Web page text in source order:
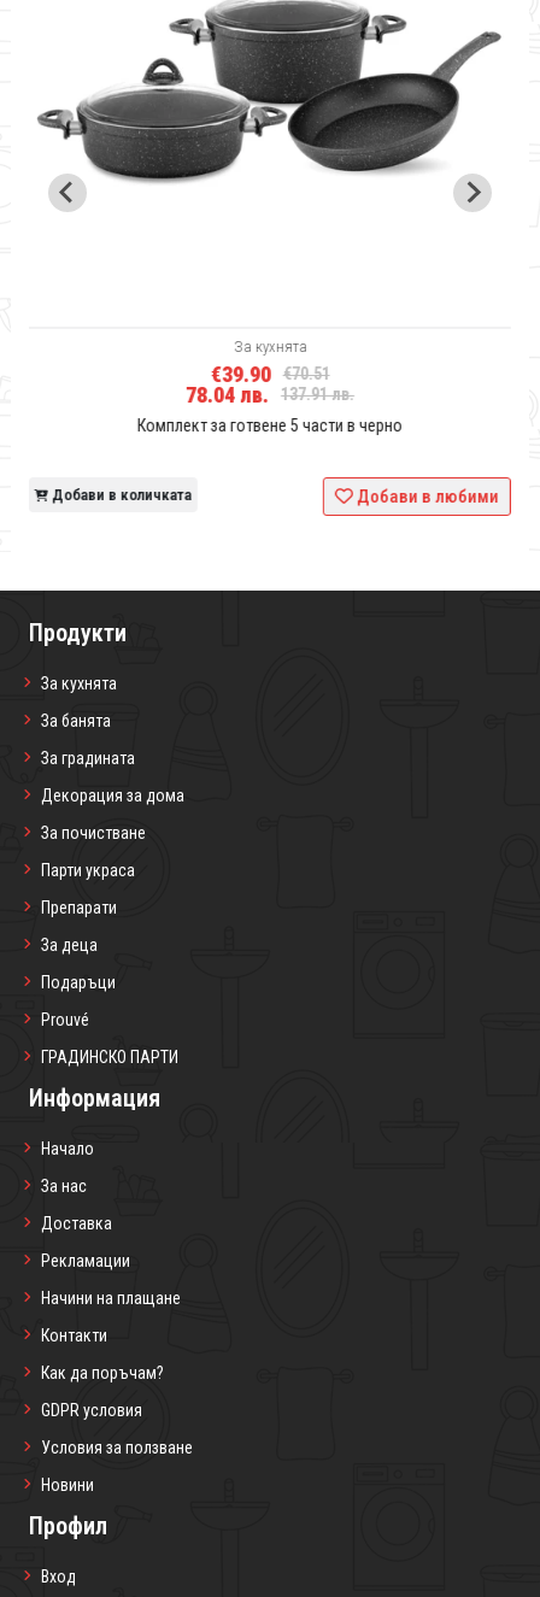
За кухнята
€39.90 €70.51
78.04 лв.
137.91 лв.
Комплект за готвене 5 части в черно
Добави в количката Добави в любими
Продукти
За кухнята
За банята
За градината
Декорация за дома
За почистване
Парти украса
Препарати
За деца
Подаръци
Prouvé
ГРАДИНСКО ПАРТИ
Информация
Начало
За нас
Доставка
Рекламации
Начини на плащане
Контакти
Как да поръчам?
GDPR условия
Условия за ползване
Новини
Профил
Вход